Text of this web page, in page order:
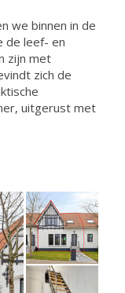
we binnen in de
de leef- en
zijn met
zich de
uitgerust met